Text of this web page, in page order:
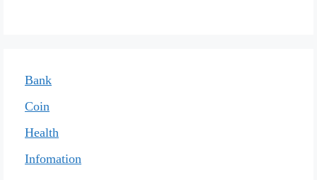
Bank
Coin
Health
Infomation